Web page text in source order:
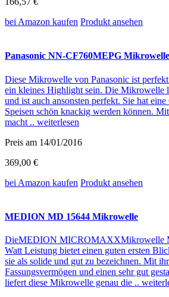
bei Amazon kaufen Produkt ansehen
Panasonic NN-CF760MEPG Mikrowelle
Diese Mikrowelle von Panasonic ist
ein kleines Highlight sein. Die Mikrowelle
und ist auch ansonsten perfekt. Sie hat
Speisen schön knackig werden können.
macht .. weiterlesen
Preis am 14/01/2016
369,00 €
bei Amazon kaufen Produkt ansehen
MEDION MD 15644 Mikrowelle
DieMEDION MICROMAXXMikrowelle
Watt Leistung bietet einen guten ersten
sie als solide und gut zu bezeichnen. Mit
Fassungsvermögen und einen sehr gut
liefert diese Mikrowelle genau die ..